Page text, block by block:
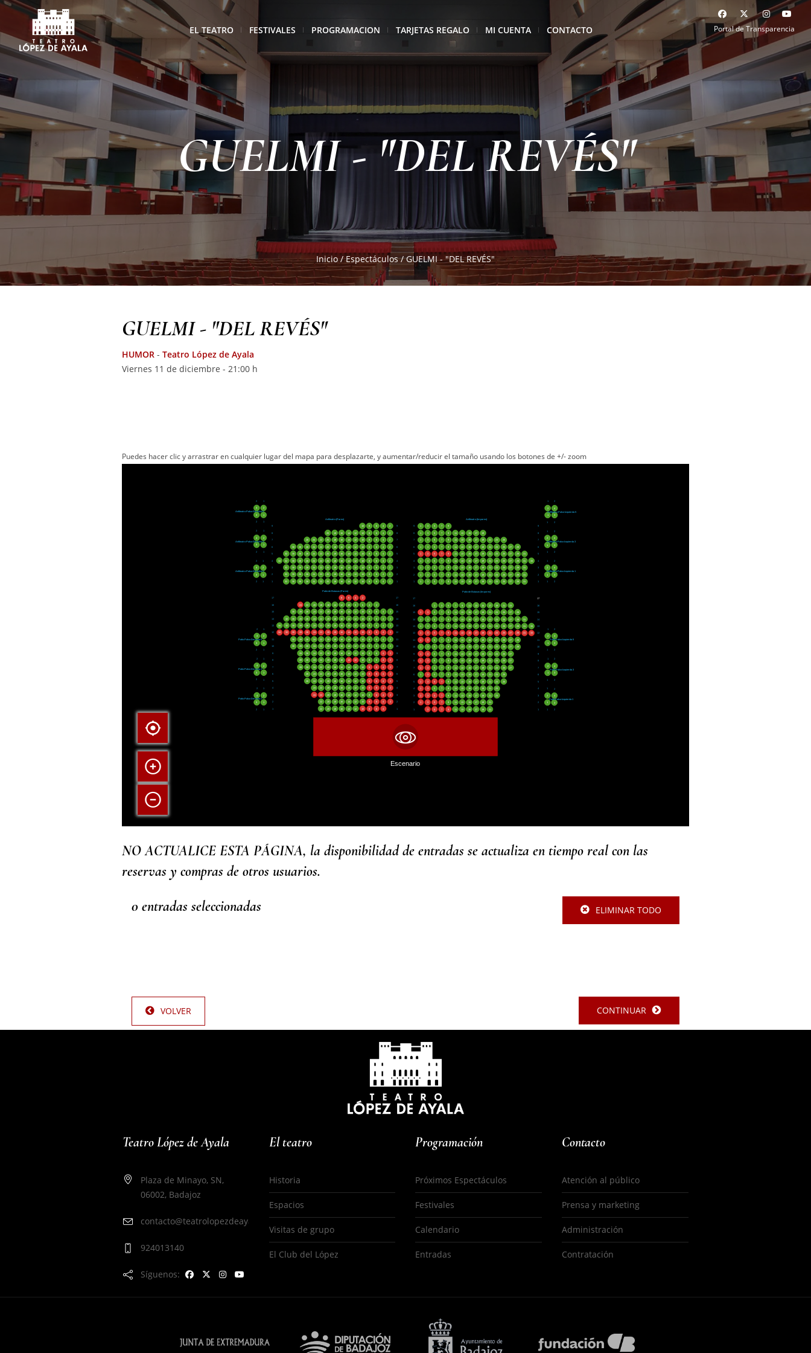
Portal de Transparencia
EL TEATRO FESTIVALES PROGRAMACION TARJETAS REGALO MI CUENTA CONTACTO
GUELMI - "DEL REVÉS"
Inicio /Espectáculos /GUELMI - "DEL REVÉS"
GUELMI - "DEL REVÉS"
HUMOR - Teatro López de Ayala
Viernes 11 de diciembre - 21:00 h
Puedes hacer clic y arrastrar en cualquier lugar del mapa para desplazarte, y aumentar/reducir el tamaño usando los botones de +/- zoom

Escenario
9 10 8 6 4 2 9
8 20 18 16 14 12 10 8 6 4 2 8
7 26 24 22 20 18 16 14 12 10 8 6 4 2 7
6 30 28 26 24 22 20 18 16 14 12 10 8 6 4 2 6
5 32 30 28 26 24 22 20 18 16 14 12 10 8 6 4 2 5
4 34 32 30 28 26 24 22 20 18 16 14 12 10 8 6 4 2 4
3 32 30 28 26 24 22 20 18 16 14 12 10 8 6 4 2 3
2 32 30 28 26 24 22 20 18 16 14 12 10 8 6 4 2 2
1 32 30 28 26 24 22 20 18 16 14 12 10 8 6 4 2 1
Anfiteatro (Pares)
9 1 3 5 7 9 9
8 1 3 5 7 9 11 13 15 17 19 8
7 1 3 5 7 9 11 13 15 17 19 21 23 25 7
6 1 3 5 7 9 11 13 15 17 19 21 23 25 27 29 6
5 1 3 5 7 9 11 13 15 17 19 21 23 25 27 29 31 5
4 1 3 5 7 9 11 13 15 17 19 21 23 25 27 29 31 33 4
3 1 3 5 7 9 11 13 15 17 19 21 23 25 27 29 31 3
2 1 3 5 7 9 11 13 15 17 19 21 23 25 27 29 31 2
1 1 3 5 7 9 11 13 15 17 19 21 23 25 27 29 31 1
Anfiteatro (Impares)
2
3
4
2
1
1
2
1
Anfiteatro Palco Derecha 6
2
3
4
2
1
1
2
1
Anfiteatro Palco Derecha 4
2
3
4
2
1
1
2
1
Anfiteatro Palco Derecha 2
2
3
4
2
1
1
2
1
Patio Palco Derecha 6
2
3
4
2
1
1
2
1
Patio Palco Derecha 4
2
4
3
2
1
2
1
1
Patio Palco Izquierda 5
2
3
4
2
1
1
2
1
Patio Palco Derecha 2
2
4
3
2
1
2
1
1
Patio Palco Izquierda 3
2
4
3
2
1
2
1
1
Patio Palco Izquierda 1
2
4
3
2
1
2
1
1
Anfiteatro Palco Izquierda 1
2
4
3
2
1
2
1
1
Anfiteatro Palco Izquierda 3
2
4
3
2
1
2
1
1
Anfiteatro Palco Izquierda 5
17 17
16 1 3 5 7 9 11 13 15 17 19 21 23 16
15 1 3 5 7 9 11 13 15 17 19 21 23 25 27 29 15
14 1 3 5 7 9 11 13 15 17 19 21 23 25 27 29 31 14
13 1 3 5 7 9 11 13 15 17 19 21 23 25 27 29 31 33 13
12 1 3 5 7 9 11 13 15 17 19 21 23 25 27 29 31 33 12
11 1 3 5 7 9 11 13 15 17 19 21 23 25 27 29 11
10 1 3 5 7 9 11 13 15 17 19 21 23 25 27 29 10
9 1 3 5 7 9 11 13 15 17 19 21 23 25 27 9
8 1 3 5 7 9 11 13 15 17 19 21 23 25 27 8
7 1 3 5 7 9 11 13 15 17 19 21 23 25 27 7
6 1 3 5 7 9 11 13 15 17 19 21 23 25 6
5 1 3 5 7 9 11 13 15 17 19 21 23 25 5
4 1 3 5 7 9 11 13 15 17 19 21 23 4
3 1 3 5 7 9 11 13 15 17 19 21 23 3
2 1 3 5 7 9 11 13 15 17 19 21 2
1 3 5 7 9 11 13 15 17 19 21 1
Patio de Butacas (Impares)
17 8 6 4 2 17
16 24 22 20 18 16 14 12 10 8 6 4 2 16
15 30 28 26 24 22 20 18 16 14 12 10 8 6 4 2 15
14 32 30 28 26 24 22 20 18 16 14 12 10 8 6 4 2 14
13 34 32 30 28 26 24 22 20 18 16 14 12 10 8 6 4 2 13
12 34 32 30 28 26 24 22 20 18 16 14 12 10 8 6 4 2 12
11 30 28 26 24 22 20 18 16 14 12 10 8 6 4 2 11
10 30 28 26 24 22 20 18 16 14 12 10 8 6 4 2 10
9 28 26 24 22 20 18 16 14 12 10 8 6 4 2 9
8 28 26 24 22 20 18 16 14 12 10 8 6 4 2 8
7 28 26 24 22 20 18 16 14 12 10 8 6 4 2 7
6 26 24 22 20 18 16 14 12 10 8 6 4 2 6
5 26 24 22 20 18 16 14 12 10 8 6 4 2 5
4 24 22 20 18 16 14 12 10 8 6 4 2 4
3 24 22 20 18 16 14 12 10 8 6 4 2 3
2 22 20 18 16 14 12 10 8 6 4 2 2
1 22 20 18 16 14 12 10 8 6 4 1
Patio de Butacas (Pares)
NO ACTUALICE ESTA PÁGINA, la disponibilidad de entradas se actualiza en tiempo real con las
reservas y compras de otros usuarios.
0entradas seleccionadas ELIMINAR TODO
VOLVER CONTINUAR
Teatro López de Ayala
Plaza de Minayo, SN,
06002, Badajoz
contacto@teatrolopezdeayala.es
924013140
Síguenos:
El teatro
Historia
Espacios
Visitas de grupo
El Club del López
Programación
Próximos Espectáculos
Festivales
Calendario
Entradas
Contacto
Atención al público
Prensa y marketing
Administración
Contratación